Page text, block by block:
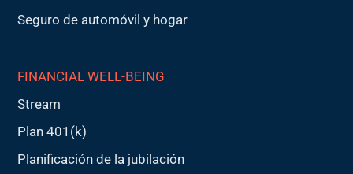
Seguro de automóvil y hogar
FINANCIAL WELL-BEING
Stream
Plan 401(k)
Planificación de la jubilación